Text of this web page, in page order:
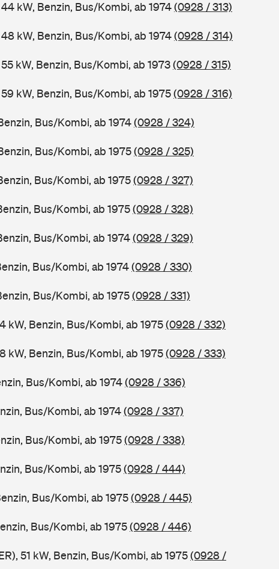
kW, Benzin, Bus/Kombi, ab 1974(0928 / 313)
kW, Benzin, Bus/Kombi, ab 1974(0928 / 314)
kW, Benzin, Bus/Kombi, ab 1973(0928 / 315)
kW, Benzin, Bus/Kombi, ab 1975(0928 / 316)
Bus/Kombi, ab 1974(0928 / 324)
Bus/Kombi, ab 1975(0928 / 325)
Bus/Kombi, ab 1975(0928 / 327)
Bus/Kombi, ab 1975(0928 / 328)
Bus/Kombi, ab 1974(0928 / 329)
Bus/Kombi, ab 1974(0928 / 330)
Bus/Kombi, ab 1975(0928 / 331)
kW, Benzin, Bus/Kombi, ab 1975(0928 / 332)
kW, Benzin, Bus/Kombi, ab 1975(0928 / 333)
Bus/Kombi, ab 1974(0928 / 336)
Bus/Kombi, ab 1974(0928 / 337)
Bus/Kombi, ab 1975(0928 / 338)
Bus/Kombi, ab 1975(0928 / 444)
Bus/Kombi, ab 1975(0928 / 445)
Bus/Kombi, ab 1975(0928 / 446)
51 kW, Benzin, Bus/Kombi, ab 1975(0928 /